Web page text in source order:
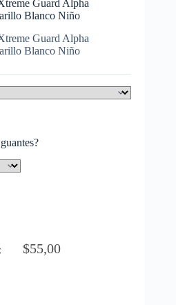
Guard Alpha
Blanco Niño
Guard Alpha
Blanco Niño
$55,00